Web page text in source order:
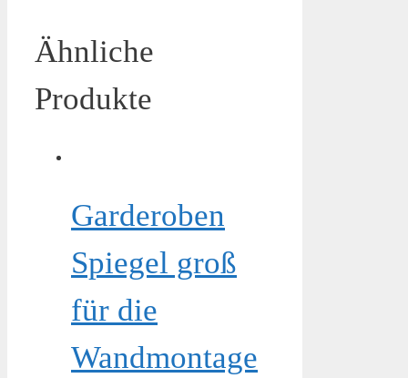
Ähnliche
Produkte
Garderoben
Spiegel groß
für die
Wandmontage